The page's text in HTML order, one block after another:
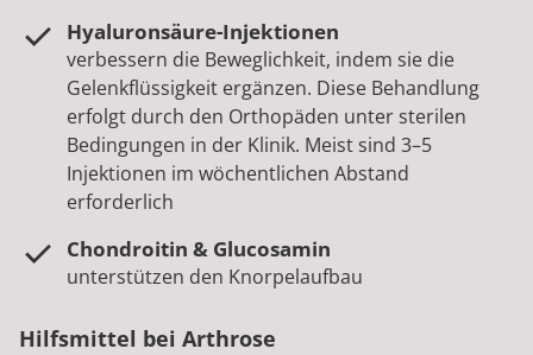
Hyaluronsäure-Injektionen
verbessern die Beweglichkeit, indem sie die
Gelenkflüssigkeit ergänzen. Diese Behandlung
erfolgt durch den Orthopäden unter sterilen
Bedingungen in der Klinik. Meist sind 3–5
Injektionen im wöchentlichen Abstand
erforderlich
Chondroitin & Glucosamin
unterstützen den Knorpelaufbau
Hilfsmittel bei Arthrose